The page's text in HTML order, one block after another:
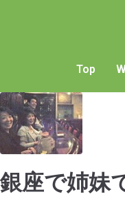
Top
銀座で姉妹